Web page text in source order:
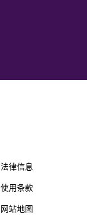
法律信息
使用条款
网站地图